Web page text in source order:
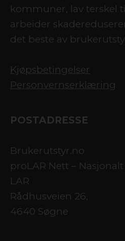
kommuner, lav terskel
arbeider
det beste av
Kjøpsbetingelser
Personvernserklæring
POSTADRESSE
Brukerutstyr.no
proLAR Nett –
LAR
Rådhusveien 26,
4640 Søgne